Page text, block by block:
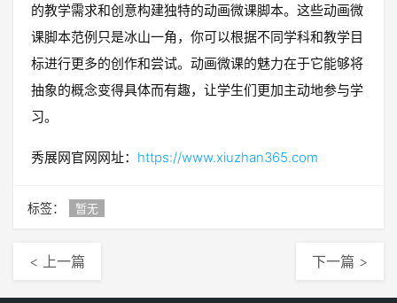
的教学需求和创意构建独特的动画微课脚本。这些动画微
课脚本范例只是冰山一角，你可以根据不同学科和教学目
标进行更多的创作和尝试。动画微课的魅力在于它能够将
抽象的概念变得具体而有趣，让学生们更加主动地参与学
习。
秀展网官网网址： https://www.xiuzhan365.com
标签： 暂无
< 上一篇 下一篇 >